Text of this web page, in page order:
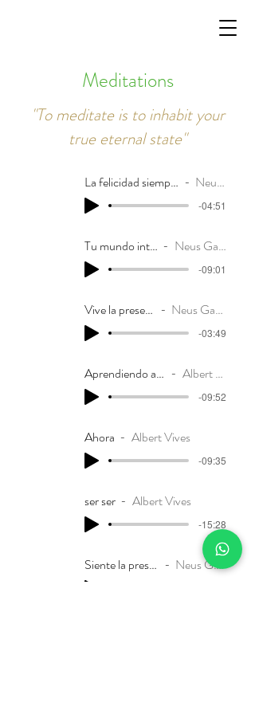
Meditations
"To meditate is to inhabit your
true eternal state"
La felicidad siempre está presente Neus Gasulla
-04:51
Tu mundo interno Neus Gasulla
-09:01
Vive la presencia Neus Gasulla
-03:49
Aprendiendo a sentir Albert Vives
-09:52
Ahora Albert Vives
-09:35
ser ser Albert Vives
-15:28
Siente la presencia Neus Gasulla